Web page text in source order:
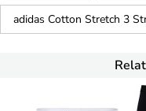
adidas Cotton Stretch 3